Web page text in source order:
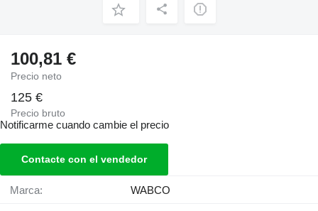
100,81 €
Precio neto
125 €
Precio bruto
Notificarme cuando cambie el precio
Contacte con el vendedor
Marca: WABCO